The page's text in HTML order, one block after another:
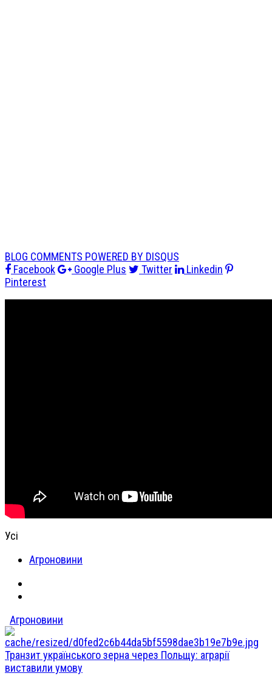
BLOG COMMENTS POWERED BY DISQUS
Facebook
Google Plus Twitter
Linkedin
Pinterest
Усі
Агроновини
Агроновини
Транзит українського зерна через Польщу: аграрії
виставили умову